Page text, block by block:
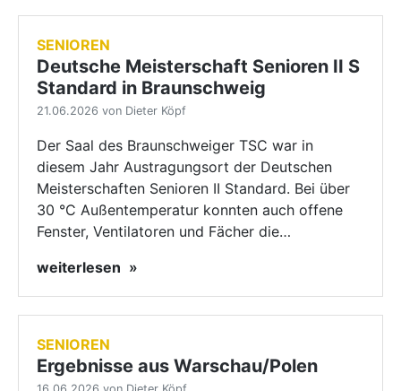
SENIOREN
Deutsche Meisterschaft Senioren II S
Standard in Braunschweig
21.06.2026 von Dieter Köpf
Der Saal des Braunschweiger TSC war in
diesem Jahr Austragungsort der Deutschen
Meisterschaften Senioren II Standard. Bei über
30 °C Außentemperatur konnten auch offene
Fenster, Ventilatoren und Fächer die…
weiterlesen
SENIOREN
Ergebnisse aus Warschau/Polen